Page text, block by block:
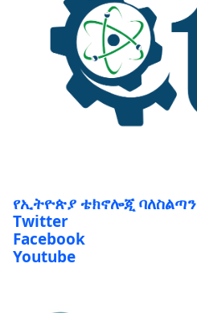
የኢትዮጵያ ቴክኖሎጂ ባለስልጣን
Twitter
Facebook
Youtube